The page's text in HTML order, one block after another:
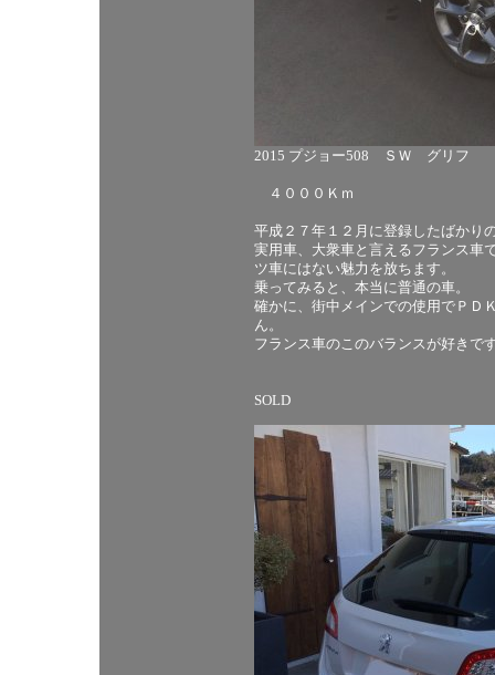
2015 プジョー508 ＳＷ グリフ
４０００Ｋｍ
平成２７年１２月に登録したばかり
実用車、大衆車と言えるフランス車
ツ車にはない魅力を放ちます。
乗ってみると、本当に普通の車。
確かに、街中メインでの使用でＰＤ
ん。
フランス車のこのバランスが好きで
SOLD